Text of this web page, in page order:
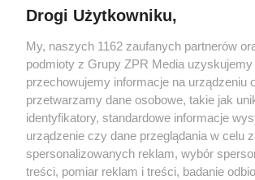
Drogi Użytkowniku,
My, naszych 1162 zaufanych partnerów
podmioty z Grupy ZPR Media uzyskujemy
przechowujemy informacje na urządzeniu
przetwarzamy dane osobowe, takie jak
identyfikatory, standardowe informacje
urządzenie czy dane przeglądania w celu
spersonalizowanych reklam, wybór
treści, pomiar reklam i treści, badanie